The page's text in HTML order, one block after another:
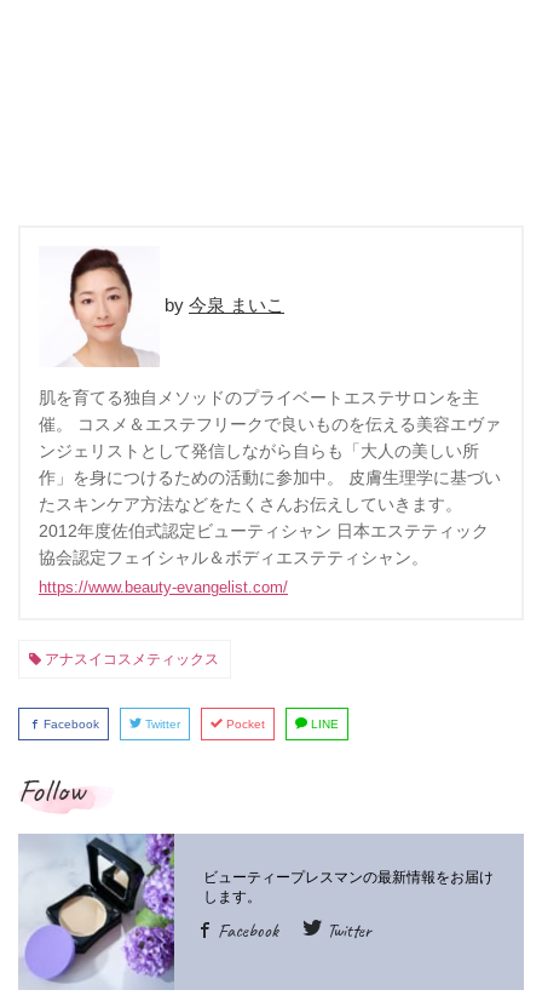
今泉 まいこ
肌を育てる独自メソッドのプライベートエステサロンを主
催。 コスメ＆エステフリークで良いものを伝える美容エヴァ
ンジェリストとして発信しながら自らも「大人の美しい所
作」を身につけるための活動に参加中。 皮膚生理学に基づい
たスキンケア方法などをたくさんお伝えしていきます。
2012年度佐伯式認定ビューティシャン 日本エステティック
協会認定フェイシャル＆ボディエステティシャン。
https://www.beauty-evangelist.com/
アナスイコスメティックス
Facebook Twitter Pocket LINE
Follow
Facebook Twitter